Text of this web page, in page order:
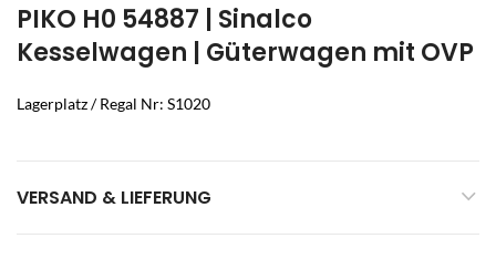
PIKO H0 54887 | Sinalco
Kesselwagen | Güterwagen mit OVP
Lagerplatz / Regal Nr: S1020
VERSAND & LIEFERUNG